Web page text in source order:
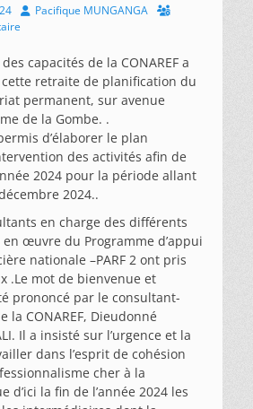
AuthorPacifique MUNGANGA
capacités de la CONAREF a
retraite de planification du
permanent, sur avenue
de la Gombe. .
d’élaborer le plan
des activités afin de
2024 pour la période allant
2024..
en charge des différents
œuvre du Programme d’appui
nationale –PARF 2 ont pris
.Le mot de bienvenue et
prononcé par le consultant-
la CONAREF, Dieudonné
Il a insisté sur l’urgence et la
dans l’esprit de cohésion
cher à la
d’ici la fin de l’année 2024 les